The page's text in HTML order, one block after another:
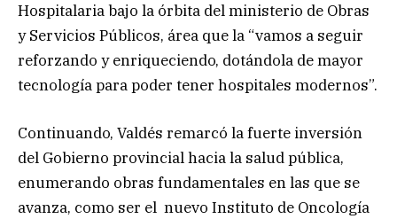
Hospitalaria bajo la órbita del ministerio de Obras
y Servicios Públicos, área que la “vamos a seguir
reforzando y enriqueciendo, dotándola de mayor
tecnología para poder tener hospitales modernos”.
Continuando, Valdés remarcó la fuerte inversión
del Gobierno provincial hacia la salud pública,
enumerando obras fundamentales en las que se
avanza, como ser el nuevo Instituto de Oncología